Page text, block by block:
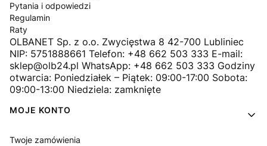
Pytania i odpowiedzi
Regulamin
Raty
OLBANET Sp. z o.o. Zwycięstwa 8 42-700 Lubliniec
NIP: 5751888661 Telefon: +48 662 503 333 E-mail:
sklep@olb24.pl WhatsApp: +48 662 503 333 Godziny
otwarcia: Poniedziałek – Piątek: 09:00-17:00 Sobota:
09:00-13:00 Niedziela: zamknięte
MOJE KONTO
Twoje zamówienia